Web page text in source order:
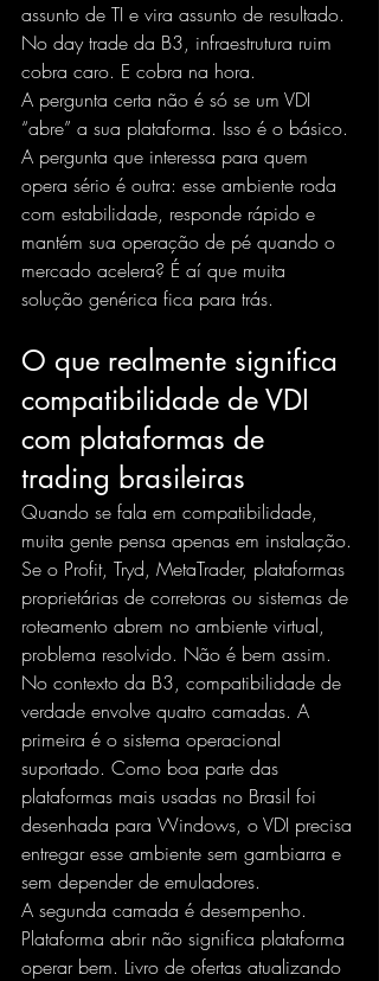
assunto de TI e vira assunto de resultado.
No day trade da B3, infraestrutura ruim
cobra caro. E cobra na hora.
A pergunta certa não é só se um VDI
“abre” a sua plataforma. Isso é o básico.
A pergunta que interessa para quem
opera sério é outra: esse ambiente roda
com estabilidade, responde rápido e
mantém sua operação de pé quando o
mercado acelera? É aí que muita
solução genérica fica para trás.
O que realmente significa
compatibilidade de VDI
com plataformas de
trading brasileiras
Quando se fala em compatibilidade,
muita gente pensa apenas em instalação.
Se o Profit, Tryd, MetaTrader, plataformas
proprietárias de corretoras ou sistemas de
roteamento abrem no ambiente virtual,
problema resolvido. Não é bem assim.
No contexto da B3, compatibilidade de
verdade envolve quatro camadas. A
primeira é o sistema operacional
suportado. Como boa parte das
plataformas mais usadas no Brasil foi
desenhada para Windows, o VDI precisa
entregar esse ambiente sem gambiarra e
sem depender de emuladores.
A segunda camada é desempenho.
Plataforma abrir não significa plataforma
operar bem. Livro de ofertas atualizando